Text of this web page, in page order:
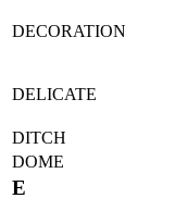
DECORATION
DELICATE
DITCH
DOME
E